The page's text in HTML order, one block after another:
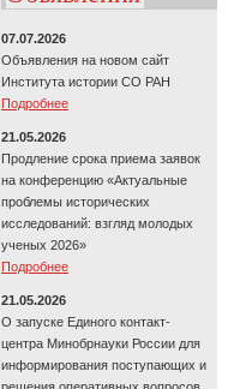
07.07.2026
Объявления на новом сайт
Института истории СО РАН
Подробнее
21.05.2026
Продление срока приема заявок
на конференцию «Актуальные
проблемы исторических
исследований: взгляд молодых
ученых 2026»
Подробнее
21.05.2026
О запуске Единого контакт-
центра Минобрнауки России для
информирования поступающих и